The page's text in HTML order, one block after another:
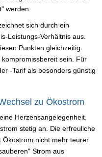
werden.
sich durch ein
Leistungs-Verhältnis aus.
Punkten gleichzeitig.
sein. Für
-Tarif als besonders günstig
zu Ökostrom
Herzensangelegenheit.
stetig an. Die erfreuliche
Ökostrom nicht mehr teurer
Strom aus